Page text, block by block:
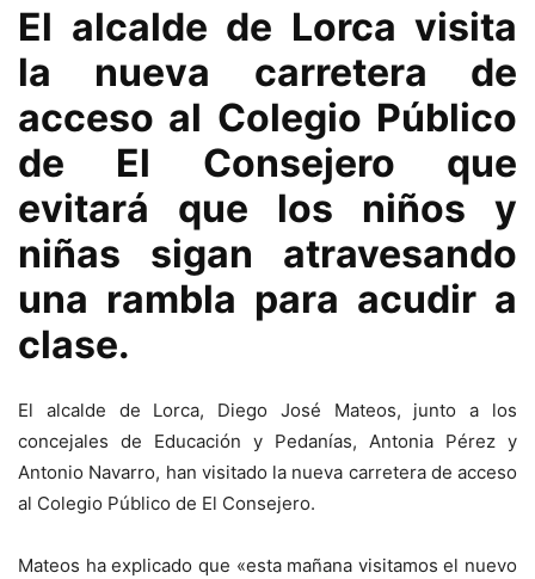
El alcalde de Lorca visita
la nueva carretera de
acceso al Colegio Público
de El Consejero que
evitará que los niños y
niñas sigan atravesando
una rambla para acudir a
clase.
El alcalde de Lorca, Diego José Mateos, junto a los
concejales de Educación y Pedanías, Antonia Pérez y
Antonio Navarro, han visitado la nueva carretera de acceso
al Colegio Público de El Consejero.
Mateos ha explicado que «esta mañana visitamos el nuevo